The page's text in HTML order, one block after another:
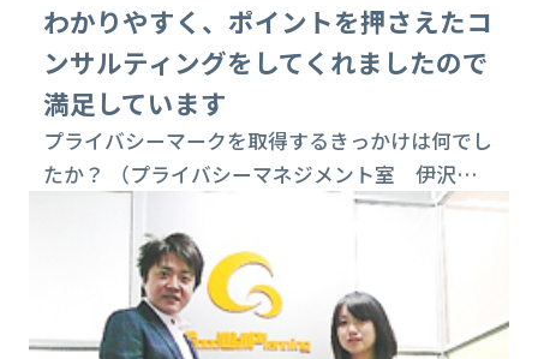
わかりやすく、ポイントを押さえたコ
ンサルティングをしてくれましたので
満足しています
プライバシーマークを取得するきっかけは何でし
たか？ （プライバシーマネジメント室 伊沢
様）２００５年４月から「個人情報保護法」が施
行されましたが、当社はその前年の２００４年に
個人情報保護の為のプロジェクトチームを立ち上
げました。当時はショップのオーナー様にも協力
を呼びかけました。当時は個人情報の保護に関し